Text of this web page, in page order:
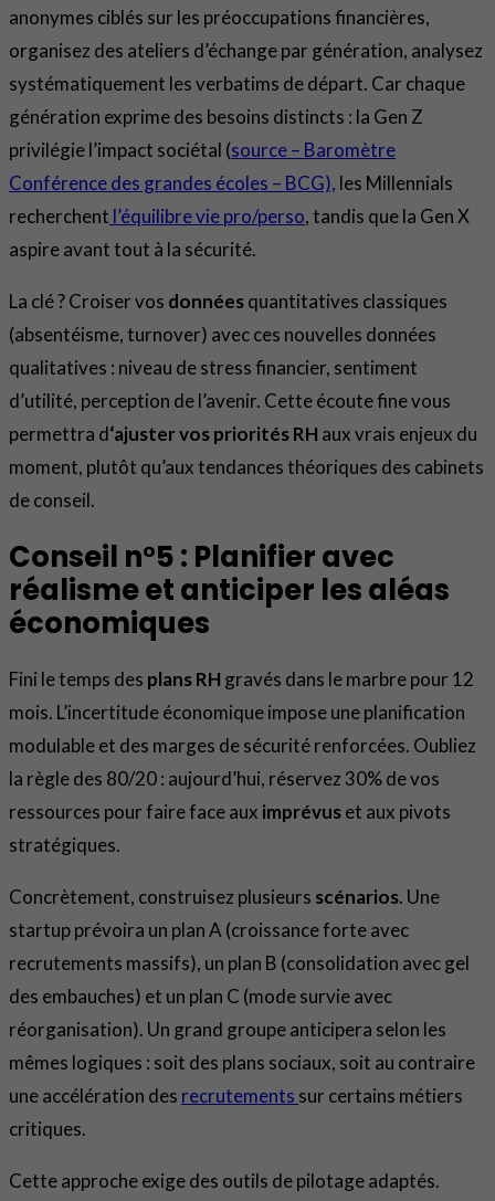
anonymes ciblés sur les préoccupations financières,
organisez des ateliers d’échange par génération, analysez
systématiquement les verbatims de départ. Car chaque
génération exprime des besoins distincts : la Gen Z
privilégie l’impact sociétal (source – Baromètre
Conférence des grandes écoles – BCG), les Millennials
recherchent l’équilibre vie pro/perso, tandis que la Gen X
aspire avant tout à la sécurité.
La clé ? Croiser vos donnéesquantitatives classiques
(absentéisme, turnover) avec ces nouvelles données
qualitatives : niveau de stress financier, sentiment
d’utilité, perception de l’avenir. Cette écoute fine vous
permettra d‘ajuster vos priorités RH aux vrais enjeux du
moment, plutôt qu’aux tendances théoriques des cabinets
de conseil.
Conseil n°5 : Planifier avec
réalisme et anticiper les aléas
économiques
Fini le temps des plans RH gravés dans le marbre pour 12
mois. L’incertitude économique impose une planification
modulable et des marges de sécurité renforcées. Oubliez
la règle des 80/20 : aujourd’hui, réservez 30% de vos
ressources pour faire face aux imprévuset aux pivots
stratégiques.
Concrètement, construisez plusieurs scénarios. Une
startup prévoira un plan A (croissance forte avec
recrutements massifs), un plan B (consolidation avec gel
des embauches) et un plan C (mode survie avec
réorganisation). Un grand groupe anticipera selon les
mêmes logiques : soit des plans sociaux, soit au contraire
une accélération des recrutements sur certains métiers
critiques.
Cette approche exige des outils de pilotage adaptés.